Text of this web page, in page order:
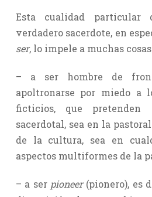
Esta cualidad particular
verdadero sacerdote, en
ser, lo impele a muchas
– a ser hombre de
apoltronarse por miedo a
ficticios, que pretenden
sacerdotal, sea en la
de la cultura, sea en
aspectos multiformes de la
– a ser pioneer(pionero), es